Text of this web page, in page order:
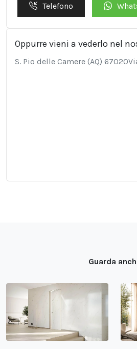
Telefono
Oppurre vieni a vederlo nel
S. Pio delle Camere (AQ)
Guarda